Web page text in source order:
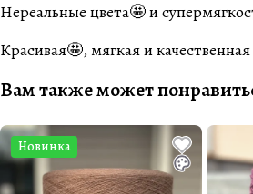
Нереальные цвета🤩 и
Красивая🤩, мягкая и качественная
Вам также может
Новинка